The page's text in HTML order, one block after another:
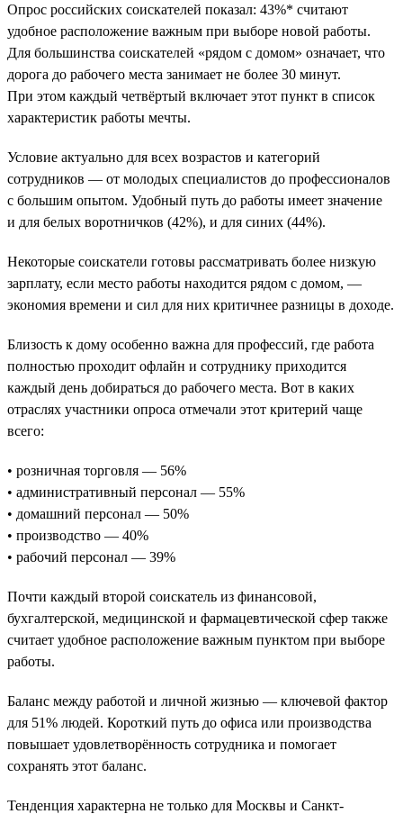
Опрос российских соискателей показал: 43%* считают
удобное расположение важным при выборе новой работы.
Для большинства соискателей «рядом с домом» означает, что
дорога до рабочего места занимает не более 30 минут.
При этом каждый четвёртый включает этот пункт в список
характеристик работы мечты.
Условие актуально для всех возрастов и категорий
сотрудников — от молодых специалистов до профессионалов
с большим опытом. Удобный путь до работы имеет значение
и для белых воротничков (42%), и для синих (44%).
Некоторые соискатели готовы рассматривать более низкую
зарплату, если место работы находится рядом с домом, —
экономия времени и сил для них критичнее разницы в доходе.
Близость к дому особенно важна для профессий, где работа
полностью проходит офлайн и сотруднику приходится
каждый день добираться до рабочего места. Вот в каких
отраслях участники опроса отмечали этот критерий чаще
всего:
• розничная торговля — 56%
• административный персонал — 55%
• домашний персонал — 50%
• производство — 40%
• рабочий персонал — 39%
Почти каждый второй соискатель из финансовой,
бухгалтерской, медицинской и фармацевтической сфер также
считает удобное расположение важным пунктом при выборе
работы.
Баланс между работой и личной жизнью — ключевой фактор
для 51% людей. Короткий путь до офиса или производства
повышает удовлетворённость сотрудника и помогает
сохранять этот баланс.
Тенденция характерна не только для Москвы и Санкт-